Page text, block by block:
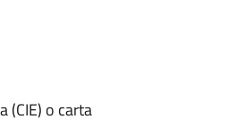
(CIE) o carta